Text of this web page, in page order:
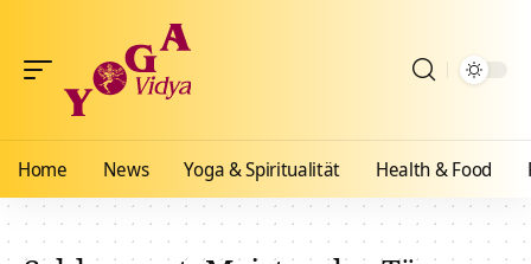
Home News Yoga & Spiritualität Health & Food